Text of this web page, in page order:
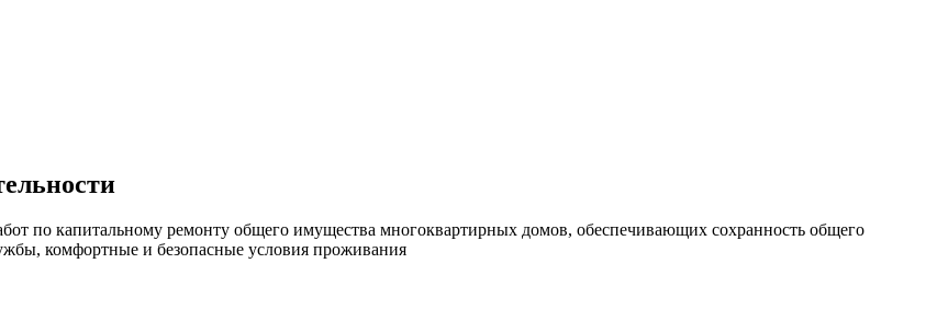
по капитальному ремонту общего имущества многоквартирных домов, обеспечивающих сохранность общего
комфортные и безопасные условия проживания